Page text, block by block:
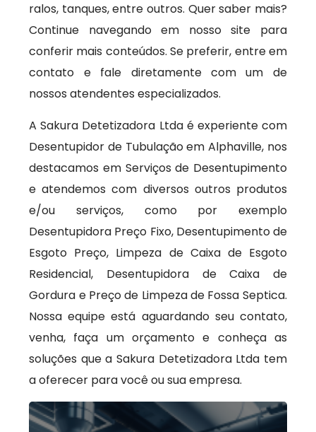
ralos, tanques, entre outros. Quer saber mais?
Continue navegando em nosso site para
conferir mais conteúdos. Se preferir, entre em
contato e fale diretamente com um de
nossos atendentes especializados.
A Sakura Detetizadora Ltda é experiente com
Desentupidor de Tubulação em Alphaville, nos
destacamos em Serviços de Desentupimento
e atendemos com diversos outros produtos
e/ou serviços, como por exemplo
Desentupidora Preço Fixo, Desentupimento de
Esgoto Preço, Limpeza de Caixa de Esgoto
Residencial, Desentupidora de Caixa de
Gordura e Preço de Limpeza de Fossa Septica.
Nossa equipe está aguardando seu contato,
venha, faça um orçamento e conheça as
soluções que a Sakura Detetizadora Ltda tem
a oferecer para você ou sua empresa.